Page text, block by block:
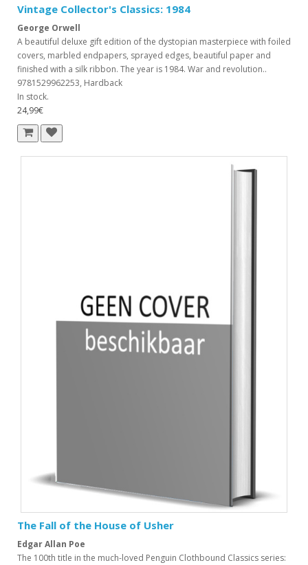
Vintage Collector's Classics: 1984
George Orwell
A beautiful deluxe gift edition of the dystopian masterpiece with foiled
covers, marbled endpapers, sprayed edges, beautiful paper and
finished with a silk ribbon. The year is 1984. War and revolution..
9781529962253, Hardback
In stock.
24,99€
The Fall of the House of Usher
Edgar Allan Poe
The 100th title in the much-loved Penguin Clothbound Classics series: